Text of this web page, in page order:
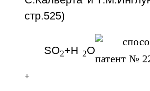
стр.525)
SO2+H 2O
+